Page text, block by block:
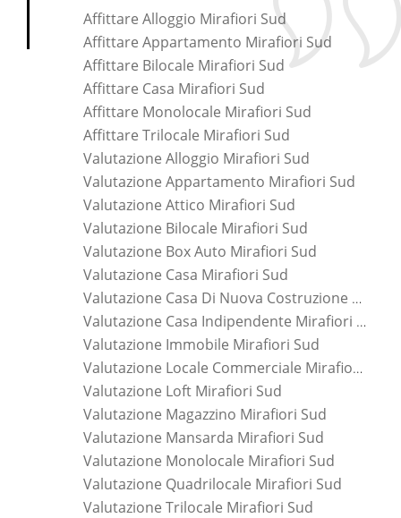
Affittare Alloggio Mirafiori Sud
Affittare Appartamento Mirafiori Sud
Affittare Bilocale Mirafiori Sud
Affittare Casa Mirafiori Sud
Affittare Monolocale Mirafiori Sud
Affittare Trilocale Mirafiori Sud
Valutazione Alloggio Mirafiori Sud
Valutazione Appartamento Mirafiori Sud
Valutazione Attico Mirafiori Sud
Valutazione Bilocale Mirafiori Sud
Valutazione Box Auto Mirafiori Sud
Valutazione Casa Mirafiori Sud
Valutazione Casa Di Nuova Costruzione Mirafiori Sud
Valutazione Casa Indipendente Mirafiori Sud
Valutazione Immobile Mirafiori Sud
Valutazione Locale Commerciale Mirafiori Sud
Valutazione Loft Mirafiori Sud
Valutazione Magazzino Mirafiori Sud
Valutazione Mansarda Mirafiori Sud
Valutazione Monolocale Mirafiori Sud
Valutazione Quadrilocale Mirafiori Sud
Valutazione Trilocale Mirafiori Sud